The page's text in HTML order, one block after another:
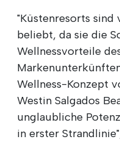
"Küstenresorts sind
beliebt, da sie die
Wellnessvorteile
Wellness-Konzept
Westin Salgados
unglaubliche
in erster